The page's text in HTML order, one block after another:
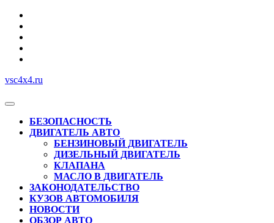
Перейти
содержимому
vsc4x4.ru
Кнопка
ОткрытьБЕЗОПАСНОСТЬ
ДВИГАТЕЛЬ АВТО
БЕНЗИНОВЫЙ ДВИГАТЕЛЬ
ДИЗЕЛЬНЫЙ ДВИГАТЕЛЬ
КЛАПАНА
МАСЛО В ДВИГАТЕЛЬ
ЗАКОНОДАТЕЛЬСТВО
КУЗОВ АВТОМОБИЛЯ
НОВОСТИ
ОБЗОР АВТО